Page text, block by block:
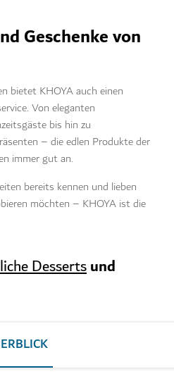
Geschenke von
bietet KHOYA auch einen
Von eleganten
bis hin zu
– die edlen Produkte der
immer gut an.
bereits kennen und lieben
möchten – KHOYA ist die
Dessertsund